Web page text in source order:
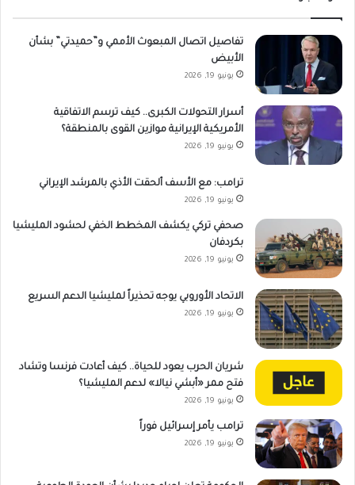
تفاصيل اتصال المبعوث الأممي و”حميدتي” بشأن
الأبيض
يونيو 19, 2026
أسرار التحولات الكبرى.. كيف ترسم الاتفاقية
الأمريكية الإيرانية موازين القوى بالمنطقة؟
يونيو 19, 2026
ترامب: مع الأسف ألحقت الأذي بالمرشد الإيراني
يونيو 19, 2026
صحفي تركي يكشف المخطط الخفي لحشود المليشيا
بكردفان
يونيو 19, 2026
الاتحاد الأوروبي يوجه تحذيراً لمليشيا الدعم السريع
يونيو 19, 2026
شريان الحرب يعود للحياة.. كيف أعادت فرنسا وتشاد
فتح ممر «أبشي نيالا» لدعم المليشيا؟
يونيو 19, 2026
ترامب يأمر إسرائيل فوراً
يونيو 19, 2026